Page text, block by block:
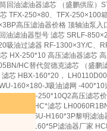
油滤油器滤芯 （盛鹏供应）
TFX-250×80、TFX-250×100
高压滤油器价格 顶轴油泵入
滤油器型号 滤芯 SRLF-
吸油过滤器 RF-1300×3Y/C、
HX-250*10 高压滤油器滤芯
HC替代贺德克滤芯 （盛鹏
芯 HBX-160*20，
160×180-J吸油滤网 -400*10
HC HX-250*10Q2高压滤芯
HC*滤芯
器滤芯 GU-H160*3P黎明滤
， GU-H160*5P滤油器厂家